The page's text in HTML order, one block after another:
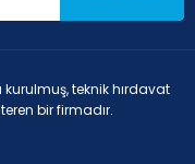
< 10% ve sertlik <
kurulmuş, teknik hırdavat
bir firmadır.